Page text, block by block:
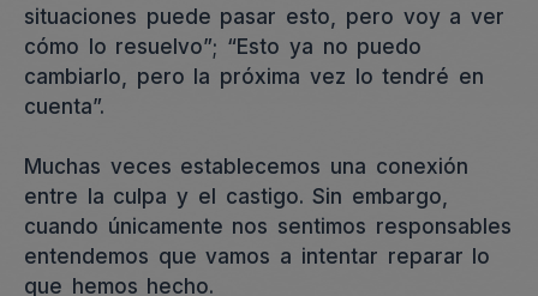
situaciones puede pasar esto, pero voy a ver
cómo lo resuelvo”; “Esto ya no puedo
cambiarlo, pero la próxima vez lo tendré en
cuenta”.
Muchas veces establecemos una conexión
entre la culpa y el castigo. Sin embargo,
cuando únicamente nos sentimos responsables
entendemos que vamos a intentar reparar lo
que hemos hecho.